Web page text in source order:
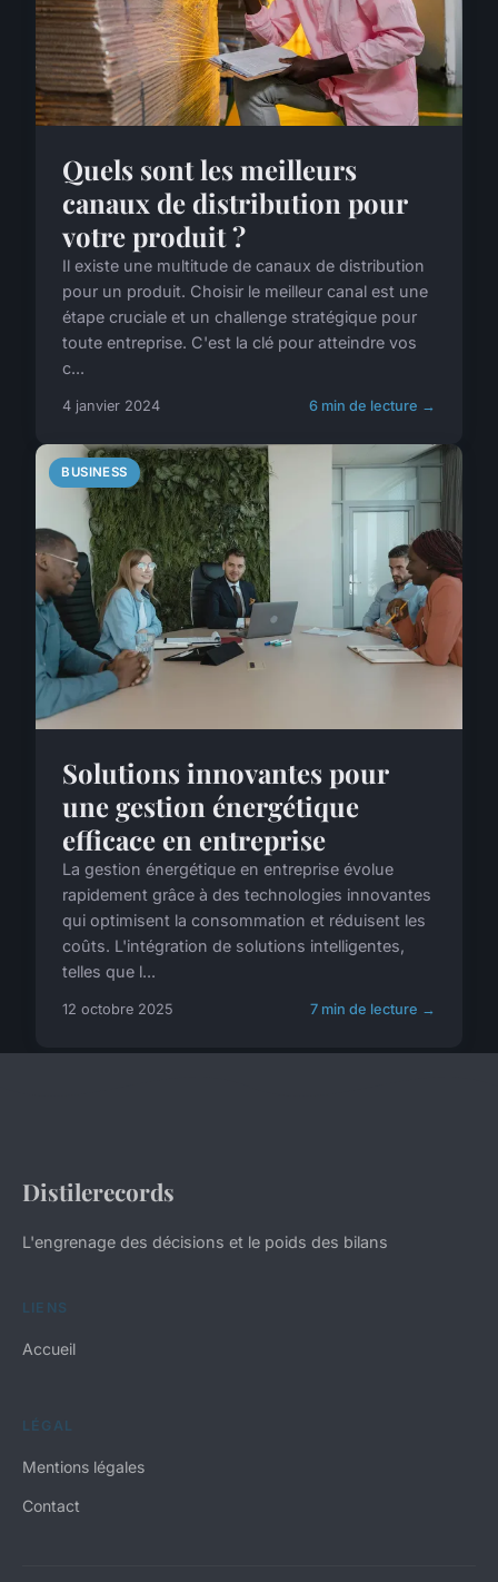
Quels sont les meilleurs
canaux de distribution pour
votre produit ?
Il existe une multitude de canaux de distribution
pour un produit. Choisir le meilleur canal est une
étape cruciale et un challenge stratégique pour
toute entreprise. C'est la clé pour atteindre vos
c...
4 janvier 2024 6 min de lecture →
BUSINESS
Solutions innovantes pour
une gestion énergétique
efficace en entreprise
La gestion énergétique en entreprise évolue
rapidement grâce à des technologies innovantes
qui optimisent la consommation et réduisent les
coûts. L'intégration de solutions intelligentes,
telles que l...
12 octobre 2025 7 min de lecture →
Distilerecords
L'engrenage des décisions et le poids des bilans
LIENS
Accueil
LÉGAL
Mentions légales
Contact